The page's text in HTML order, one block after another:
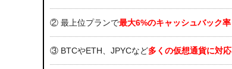
② 最上位プランで最大6%のキャッシュバック率
③ BTCやETH、JPYCなど多くの仮想通貨に対応